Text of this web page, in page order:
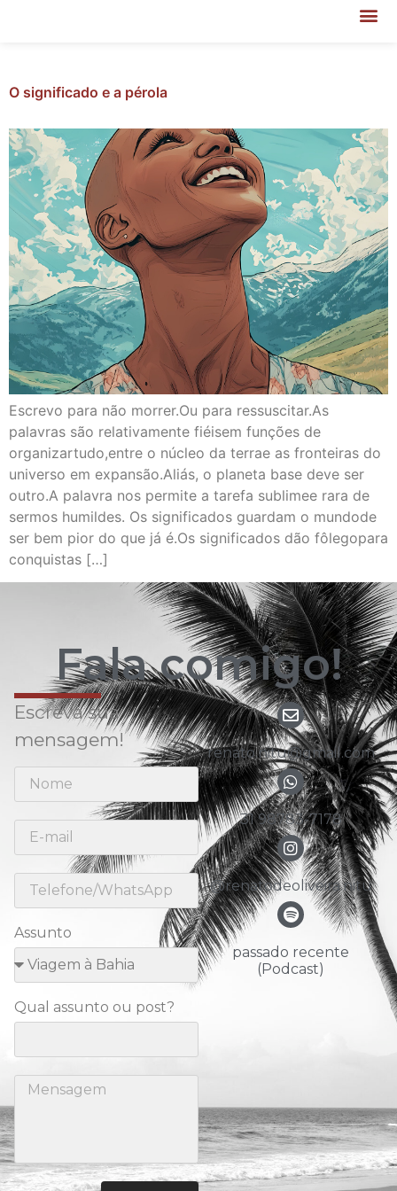
O significado e a pérola
Escrevo para não morrer.Ou para ressuscitar.As
palavras são relativamente fiéisem funções de
organizartudo,entre o núcleo da terrae as fronteiras do
universo em expansão.Aliás, o planeta base deve ser
outro.A palavra nos permite a tarefa sublimee rara de
sermos humildes. Os significados guardam o mundode
ser bem pior do que já é.Os significados dão fôlegopara
conquistas […]
Fala comigo!
Escreva sua
mensagem!
Assunto
Qual assunto ou post?
renato.nitu@gmail.com
31 98783-7178
@renatodeoliveira.nitu
passado recente
(Podcast)